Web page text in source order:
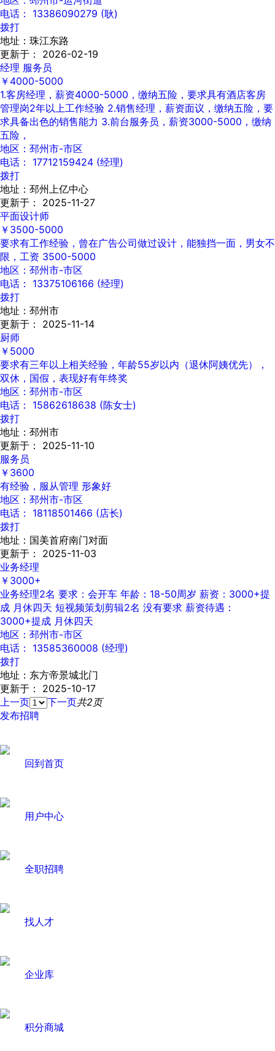
电话： 13386090279 (耿)
拨打
地址：珠江东路
更新于： 2026-02-19
经理 服务员
￥4000-5000
1.客房经理，薪资4000-5000，缴纳五险，要求具有酒店客房
管理岗2年以上工作经验 2.销售经理，薪资面议，缴纳五险，要
求具备出色的销售能力 3.前台服务员，薪资3000-5000，缴纳
五险，
地区：邳州市-市区
电话： 17712159424 (经理)
拨打
地址：邳州上亿中心
更新于： 2025-11-27
平面设计师
￥3500-5000
要求有工作经验，曾在广告公司做过设计，能独挡一面，男女不
限，工资 3500-5000
地区：邳州市-市区
电话： 13375106166 (经理)
拨打
地址：邳州市
更新于： 2025-11-14
厨师
￥5000
要求有三年以上相关经验，年龄55岁以内（退休阿姨优先），
双休，国假，表现好有年终奖
地区：邳州市-市区
电话： 15862618638 (陈女士)
拨打
地址：邳州市
更新于： 2025-11-10
服务员
￥3600
有经验，服从管理 形象好
地区：邳州市-市区
电话： 18118501466 (店长)
拨打
地址：国美首府南门对面
更新于： 2025-11-03
业务经理
￥3000+
业务经理2名 要求：会开车 年龄：18-50周岁 薪资：3000+提
成 月休四天 短视频策划剪辑2名 没有要求 薪资待遇：
3000+提成 月休四天
地区：邳州市-市区
电话： 13585360008 (经理)
拨打
地址：东方帝景城北门
更新于： 2025-10-17
上一页
下一页共2页
发布招聘
回到首页
用户中心
全职招聘
找人才
企业库
积分商城